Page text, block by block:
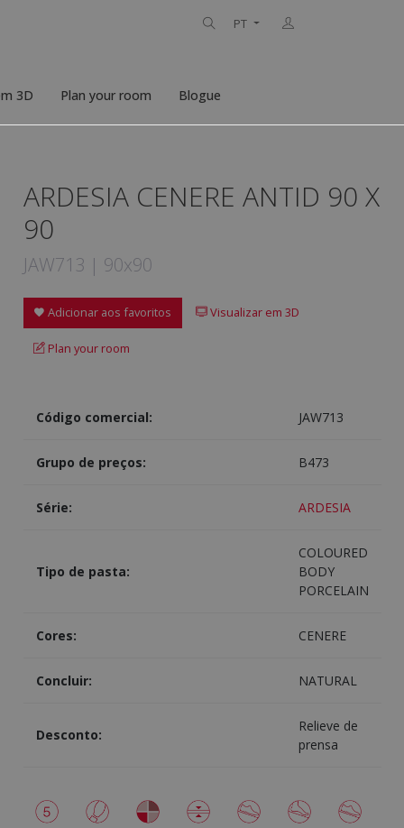
PT
3D Plan your room Blogue
ARDESIA CENERE ANTID 90 X
90
JAW713 | 90x90
Adicionar aos favoritos Visualizar em 3D
Plan your room
Código comercial: JAW713
Grupo de preços: B473
Série: ARDESIA
Tipo de pasta:
COLOURED
BODY
PORCELAIN
Cores: CENERE
Concluir: NATURAL
Desconto:
Relieve de
prensa